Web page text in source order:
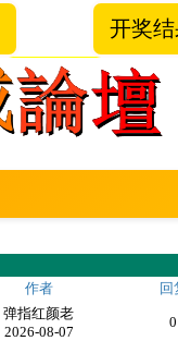
开奖
作者 回
弹指红颜老
2026-08-07
0